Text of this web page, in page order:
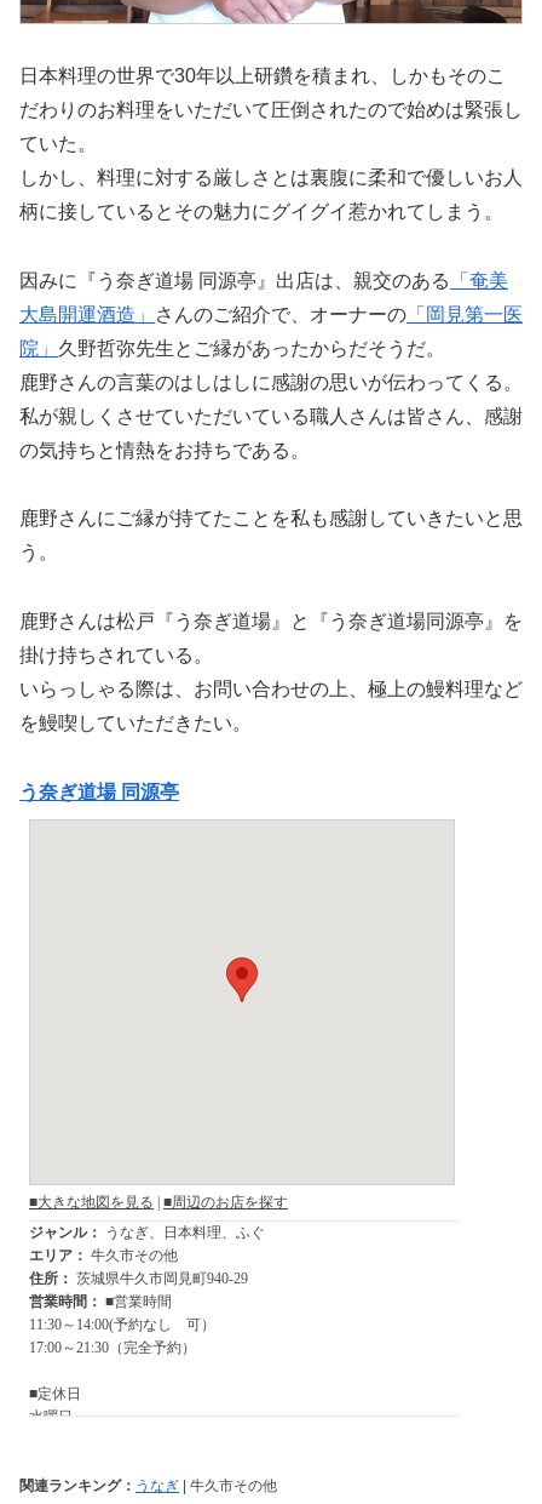
日本料理の世界で30年以上研鑽を積まれ、しかもそのこ
だわりのお料理をいただいて圧倒されたので始めは緊張し
ていた。
しかし、料理に対する厳しさとは裏腹に柔和で優しいお人
柄に接しているとその魅力にグイグイ惹かれてしまう。
因みに『う奈ぎ道場 同源亭』出店は、親交のある
「奄美
大島開運酒造」
さんのご紹介で、オーナーの 「岡見第一医
院」 久野哲弥先生とご縁があったからだそうだ。
鹿野さんの言葉のはしはしに感謝の思いが伝わってくる。
私が親しくさせていただいている職人さんは皆さん、感謝
の気持ちと情熱をお持ちである。
鹿野さんにご縁が持てたことを私も感謝していきたいと思
う。
鹿野さんは松戸『う奈ぎ道場』と『う奈ぎ道場同源亭』を
掛け持ちされている。
いらっしゃる際は、お問い合わせの上、極上の鰻料理など
を鰻喫していただきたい。
う奈ぎ道場 同源亭
関連ランキング： うなぎ | 牛久市その他